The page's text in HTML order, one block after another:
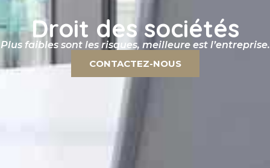
Droit des sociétés
Plus faibles sont les risques, meilleure est l’entreprise.
CONTACTEZ-NOUS